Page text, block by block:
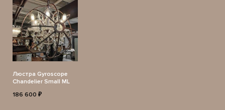
Люстра Gyroscope
Chandelier Small ML
186 600 ₽